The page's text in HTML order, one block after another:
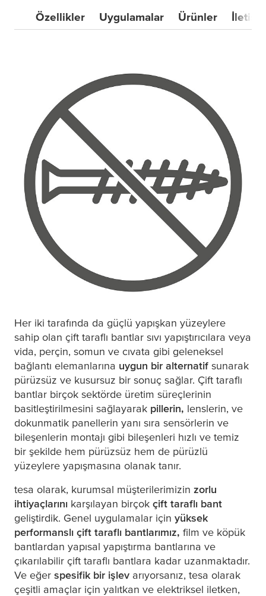
Özellikler Uygulamalar Ürünler
Her iki tarafında da güçlü yapışkan yüzeylere
sahip olan çift taraflı bantlar sıvı yapıştırıcılara veya
vida, perçin, somun ve cıvata gibi geleneksel
bağlantı elemanlarına uygun bir alternatif sunarak
pürüzsüz ve kusursuz bir sonuç sağlar. Çift taraflı
bantlar birçok sektörde üretim süreçlerinin
basitleştirilmesini sağlayarak pillerin, lenslerin, ve
dokunmatik panellerin yanı sıra sensörlerin ve
bileşenlerin montajı gibi bileşenleri hızlı ve temiz
bir şekilde hem pürüzsüz hem de pürüzlü
yüzeylere yapışmasına olanak tanır.
tesa olarak, kurumsal müşterilerimizin zorlu
ihtiyaçlarını karşılayan birçok çift taraflı bant
geliştirdik. Genel uygulamalar için yüksek
performanslı çift taraflı bantlarımız, film ve köpük
bantlardan yapısal yapıştırma bantlarına ve
çıkarılabilir çift taraflı bantlara kadar uzanmaktadır.
Ve eğer spesifik bir işlev arıyorsanız, tesa olarak
çeşitli amaçlar için yalıtkan ve elektriksel iletken,